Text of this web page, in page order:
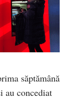
săptămână
au concediat